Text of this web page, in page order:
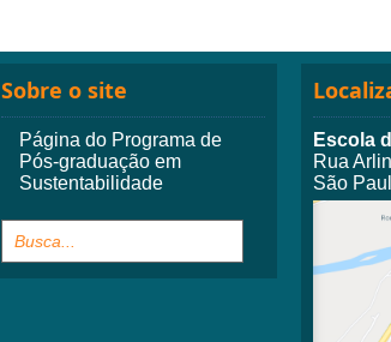
Sobre o site
Página do Programa de
Pós-graduação em
Sustentabilidade
Escola
Rua
São